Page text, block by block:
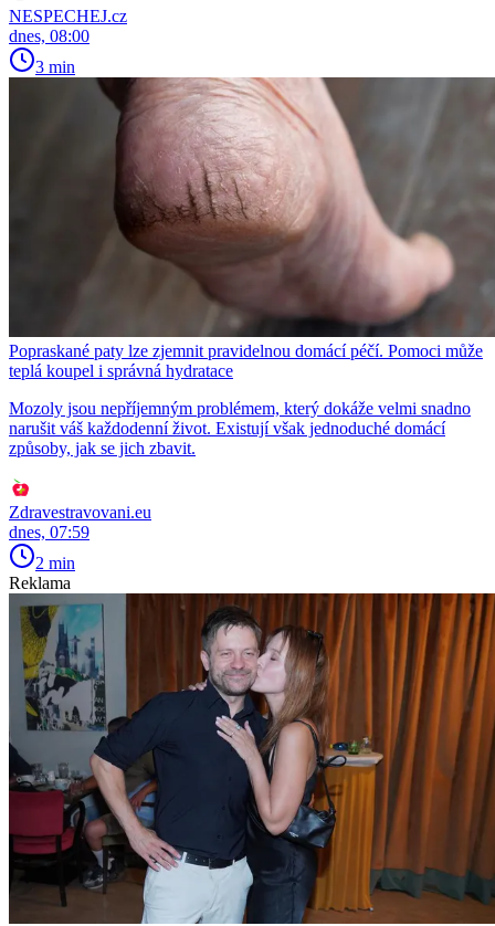
NESPECHEJ.cz
dnes, 08:00
3 min
Popraskané paty lze zjemnit pravidelnou domácí péčí. Pomoci může
teplá koupel i správná hydratace
Mozoly jsou nepříjemným problémem, který dokáže velmi snadno
narušit váš každodenní život. Existují však jednoduché domácí
způsoby, jak se jich zbavit.
Zdravestravovani.eu
dnes, 07:59
2 min
Reklama